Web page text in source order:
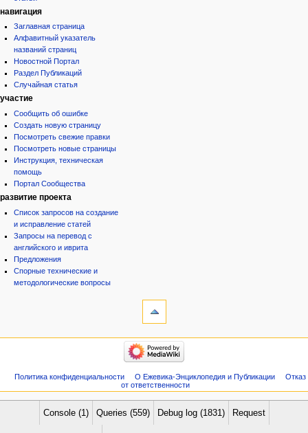
навигация
Заглавная страница
Алфавитный указатель
названий страниц
Новостной Портал
Раздел Публикаций
Случайная статья
участие
Сообщить об ошибке
Создать новую страницу
Посмотреть свежие правки
Посмотреть новые страницы
Инструкция, техническая
помощь
Портал Сообщества
развитие проекта
Список запросов на создание
и исправление статей
Запросы на перевод с
английского и иврита
Предложения
Спорные технические и
методологические вопросы
категории
Народ
Проекты
Проекты/Участники/
дополнения
Публикации:Авторы
Публикации:Статьи по типу
Политика конфиденциальности О Ежевика-Энциклопедия и Публикации
Отказ
от ответственности
Console (1) Queries (559) Debug log (1831) Request